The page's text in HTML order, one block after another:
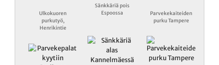
Ulkokuoren
purkutyö,
Henrikintie
Sänkkäriä pois
Espoossa
Parvekekaiteiden
purku Tampere